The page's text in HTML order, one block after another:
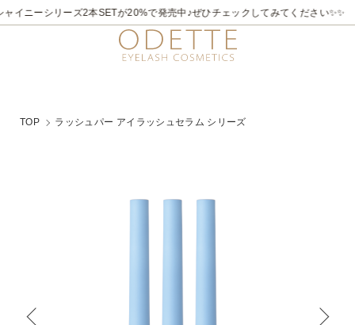
2026/7/21～8/31✨✨煌めく夏。ラメライナーキャンペーン♪ 夏季限定でビ
TOP ラッシュパー アイラッシュセラム シリーズ